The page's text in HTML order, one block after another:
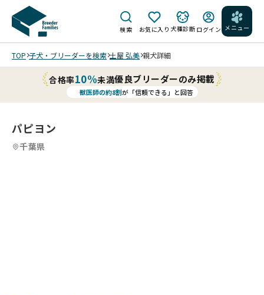
検索 お気に入り 犬種診断 ログイン メニュー
TOP 子犬・ブリーダーを検索 土屋 弘美 親犬詳細
合格率10%未満優良ブリーダーのみ掲載
獣医師の約8割が「信頼できる」と回答
パピヨン
千葉県